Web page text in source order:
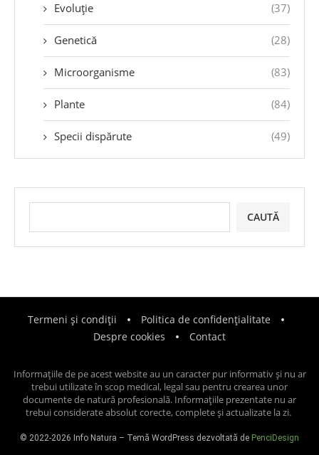
Evoluție (37)
Genetică (28)
Microorganisme (83)
Plante (84)
Specii dispărute (49)
CAUTĂ
Termeni și condiții
Politica de confidențialitate
Despre cookies
Contact
Informațiile de pe acest website au un caracter pur informativ și nu ar
trebui utilizate în scop medical, legal sau pentru crearea unor
documente de natură profesională. Informațiile prezentate nu ar
trebui considerate absolut corecte, complete și actualizate la zi.
© 2022-2026 Info Natura – Temă WordPress dezvoltată de PenciDesign